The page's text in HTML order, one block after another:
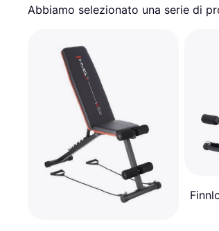
Abbiamo selezionato una serie di